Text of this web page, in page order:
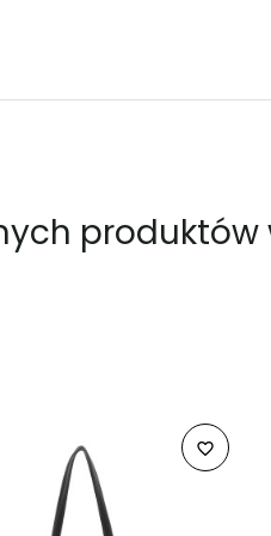
favorite_border